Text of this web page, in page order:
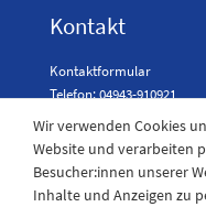
Kontakt
Kontaktformular
Telefon: 04943-910921
Laden
Wir verwenden Cookies
Website und verarbeiten
Besucher:innen unserer
Inhalte und Anzeigen zu